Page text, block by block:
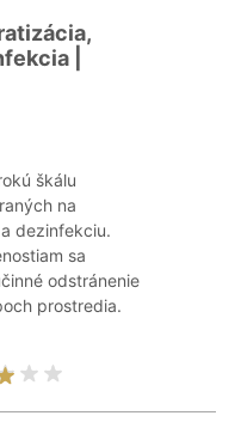
|
škálu
na
dezinfekciu.
sa
odstránenie
prostredia.